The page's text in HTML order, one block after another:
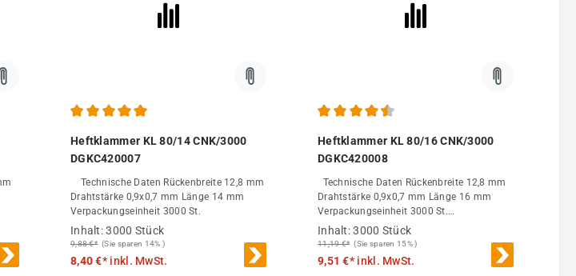
Heftklammer KL 80/14 CNK/3000
DGKC420007
Technische Daten Rückenbreite 12,8 mm
Drahtstärke 0,9x0,7 mm Länge 14 mm
Verpackungseinheit 3000 St.
Inhalt:3000 Stück
9,88 €* (Sie sparen 14% )
8,40 €*inkl. MwSt.
Heftklammer KL 80/16 CNK/3000
DGKC420008
Technische Daten Rückenbreite 12,8 mm
Drahtstärke 0,9x0,7 mm Länge 16 mm
Verpackungseinheit 3000 St.
Großabnahme 30000 St.
Inhalt:3000 Stück
11,19 €* (Sie sparen 15% )
9,51 €*inkl. MwSt.